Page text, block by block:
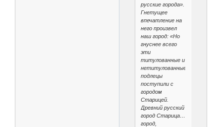
русские города».
Гнетущее
впечатление на
него произвел
наш город: «Но
гнуснее всего
эти
титулованные и
нетитулованные
подлецы
поступили с
городом
Старицей.
Древний русский
город Старица…
город,